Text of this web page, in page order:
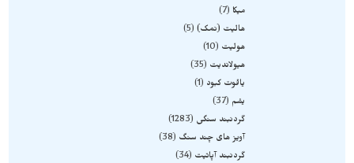
میکا
7
هالیت (نمک) 5
هولیت
10
هیولاندیت
35
یاقوت کبود
1
یشم
37
گردنبند سنگی
1283
آویز های چند سنگ
38
گردنبند آپاتیت
34